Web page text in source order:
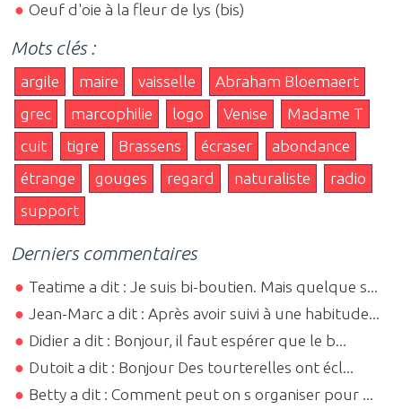
Oeuf d'oie à la fleur de lys (bis)
Mots clés :
argile maire vaisselle
Abraham Bloemaert
grec
marcophilie logo Venise
Madame T
cuit
tigre Brassens écraser
abondance
étrange
gouges regard naturaliste
radio
support
Derniers commentaires
Teatime a dit : Je suis bi-boutien. Mais quelque s...
Jean-Marc a dit : Après avoir suivi à une habitude...
Didier a dit : Bonjour, il faut espérer que le b...
Dutoit a dit : Bonjour Des tourterelles ont écl...
Betty a dit : Comment peut on s organiser pour ...